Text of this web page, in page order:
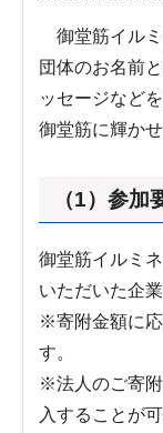
御堂筋イル
団体のお名前
ッセージなど
御堂筋に輝かせ
（1）参加
御堂筋イルミ
いただいた企
※寄附金額に
す。
※法人のご寄
入することが